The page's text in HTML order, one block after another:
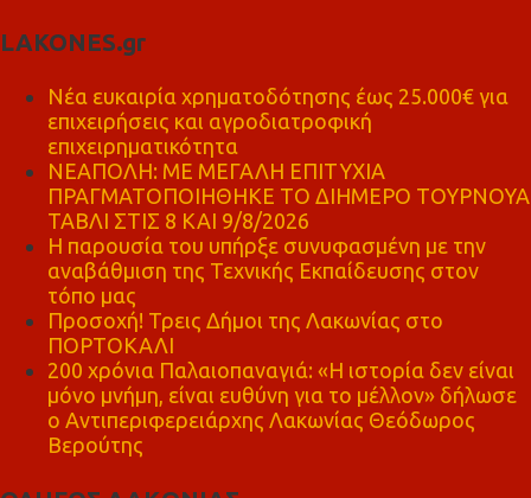
LAKONES.gr
Νέα ευκαιρία χρηματοδότησης έως 25.000€ για
επιχειρήσεις και αγροδιατροφική
επιχειρηματικότητα
ΝΕΑΠΟΛΗ: ΜΕ ΜΕΓΑΛΗ ΕΠΙΤΥΧΙΑ
ΠΡΑΓΜΑΤΟΠΟΙΗΘΗΚΕ ΤΟ ΔΙΗΜΕΡΟ ΤΟΥΡΝΟΥΑ
ΤΑΒΛΙ ΣΤΙΣ 8 ΚΑΙ 9/8/2026
Η παρουσία του υπήρξε συνυφασμένη με την
αναβάθμιση της Τεχνικής Εκπαίδευσης στον
τόπο μας
Προσοχή! Τρεις Δήμοι της Λακωνίας στο
ΠΟΡΤΟΚΑΛΙ
200 χρόνια Παλαιοπαναγιά: «Η ιστορία δεν είναι
μόνο μνήμη, είναι ευθύνη για το μέλλον» δήλωσε
ο Αντιπεριφερειάρχης Λακωνίας Θεόδωρος
Βερούτης